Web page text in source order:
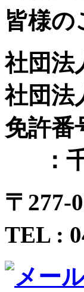
皆様の
社団法
社団法
免許番
：
〒 277-
TEL :